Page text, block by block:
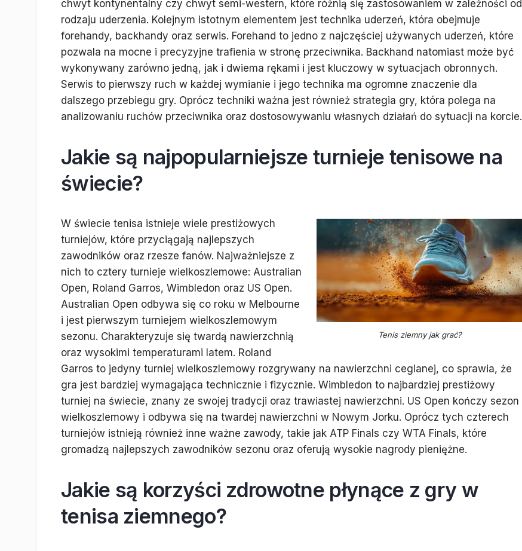
chwyt kontynentalny czy chwyt semi-western, które różnią się zastosowaniem w zależności od
rodzaju uderzenia. Kolejnym istotnym elementem jest technika uderzeń, która obejmuje
forehandy, backhandy oraz serwis. Forehand to jedno z najczęściej używanych uderzeń, które
pozwala na mocne i precyzyjne trafienia w stronę przeciwnika. Backhand natomiast może być
wykonywany zarówno jedną, jak i dwiema rękami i jest kluczowy w sytuacjach obronnych.
Serwis to pierwszy ruch w każdej wymianie i jego technika ma ogromne znaczenie dla
dalszego przebiegu gry. Oprócz techniki ważna jest również strategia gry, która polega na
analizowaniu ruchów przeciwnika oraz dostosowywaniu własnych działań do sytuacji na korcie.
Jakie są najpopularniejsze turnieje tenisowe na
świecie?
Tenis ziemny jak grać?
W świecie tenisa istnieje wiele prestiżowych
turniejów, które przyciągają najlepszych
zawodników oraz rzesze fanów. Najważniejsze z
nich to cztery turnieje wielkoszlemowe: Australian
Open, Roland Garros, Wimbledon oraz US Open.
Australian Open odbywa się co roku w Melbourne
i jest pierwszym turniejem wielkoszlemowym
sezonu. Charakteryzuje się twardą nawierzchnią
oraz wysokimi temperaturami latem. Roland
Garros to jedyny turniej wielkoszlemowy rozgrywany na nawierzchni ceglanej, co sprawia, że
gra jest bardziej wymagająca technicznie i fizycznie. Wimbledon to najbardziej prestiżowy
turniej na świecie, znany ze swojej tradycji oraz trawiastej nawierzchni. US Open kończy sezon
wielkoszlemowy i odbywa się na twardej nawierzchni w Nowym Jorku. Oprócz tych czterech
turniejów istnieją również inne ważne zawody, takie jak ATP Finals czy WTA Finals, które
gromadzą najlepszych zawodników sezonu oraz oferują wysokie nagrody pieniężne.
Jakie są korzyści zdrowotne płynące z gry w
tenisa ziemnego?